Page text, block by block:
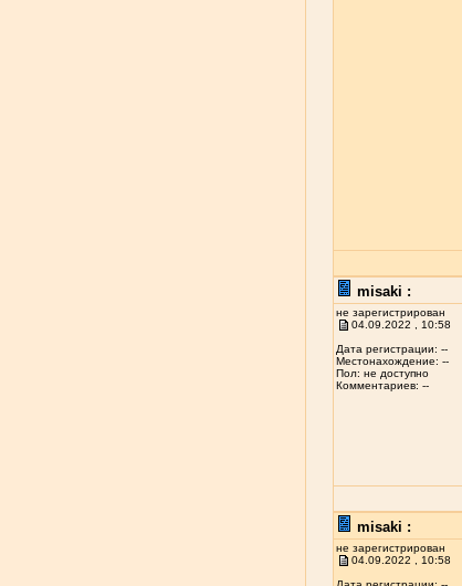
misaki :
не зарегистрирован
04.09.2022 , 10:58
Дата регистрации: --
Местонахождение: --
Пол: не доступно
Комментариев: --
misaki :
не зарегистрирован
04.09.2022 , 10:58